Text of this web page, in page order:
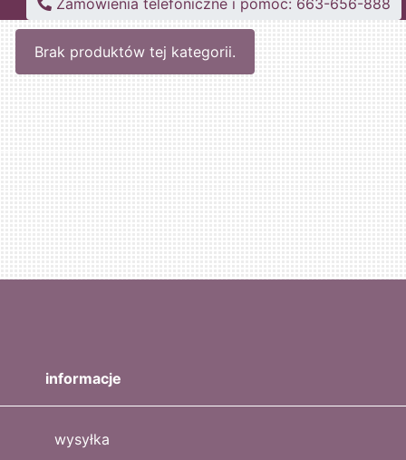
Zamówienia telefoniczne i pomoc: 663-656-888
Brak produktów tej kategorii.
informacje
wysyłka